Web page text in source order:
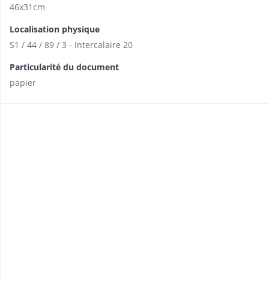
46x31cm
Localisation physique
S1 / 44 / 89 / 3 - Intercalaire 20
Particularité du document
papier